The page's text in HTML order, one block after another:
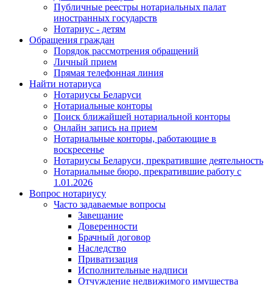
Публичные реестры нотариальных палат
иностранных государств
Нотариус - детям
Обращения граждан
Порядок рассмотрения обращений
Личный прием
Прямая телефонная линия
Найти нотариуса
Нотариусы Беларуси
Нотариальные конторы
Поиск ближайшей нотариальной конторы
Онлайн запись на прием
Нотариальные конторы, работающие в
воскресенье
Нотариусы Беларуси, прекратившие деятельность
Нотариальные бюро, прекратившие работу с
1.01.2026
Вопрос нотариусу
Часто задаваемые вопросы
Завещание
Доверенности
Брачный договор
Наследство
Приватизация
Исполнительные надписи
Отчуждение недвижимого имущества